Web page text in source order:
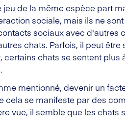
de la même espèce part
sociale, mais ils ne
sociaux avec d'autres
chats. Parfois, il peut
chats se sentent
mentionné, devenir un
se manifeste par des
vue, il semble que les